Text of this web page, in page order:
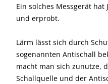
Ein solches Messgerät
und erprobt.
Lärm lässt sich durch
sogenannten Antischall
macht man sich zunutze,
Schallquelle und der